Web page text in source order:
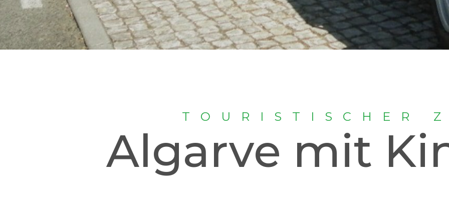
TOURISTISCHER
Algarve mit